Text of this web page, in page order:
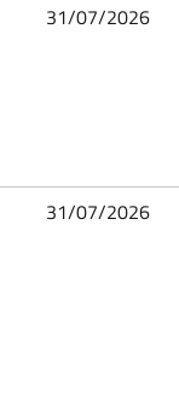
31/07/2026
31/07/2026